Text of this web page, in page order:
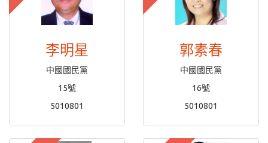
李明星
中國國民黨
15號
5010801
郭素春
中國國民黨
16號
5010801